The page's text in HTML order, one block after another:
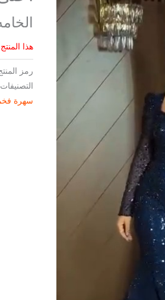
هذا
رمز
سهرة